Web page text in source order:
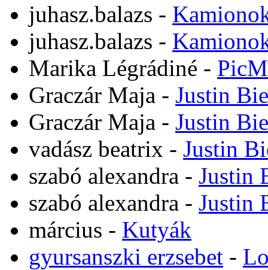
juhasz.balazs -
juhasz.balazs -
Marika Légrádiné -
Graczár Maja - Justin
Graczár Maja - Justin
vadász beatrix - Justin
szabó alexandra - Justin
szabó alexandra - Justin
március - Kutyák
gyursanszki erzsebet -